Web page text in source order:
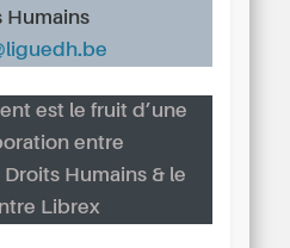
Humains
est le fruit d’une
entre
Humains & le
Librex